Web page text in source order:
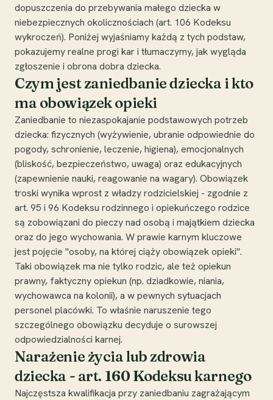
dopuszczenia do przebywania małego dziecka w
niebezpiecznych okolicznościach (art. 106 Kodeksu
wykroczeń). Poniżej wyjaśniamy każdą z tych podstaw,
pokazujemy realne progi kar i tłumaczymy, jak wygląda
zgłoszenie i obrona dobra dziecka.
Czym jest zaniedbanie dziecka i kto
ma obowiązek opieki
Zaniedbanie to niezaspokajanie podstawowych potrzeb
dziecka: fizycznych (wyżywienie, ubranie odpowiednie do
pogody, schronienie, leczenie, higiena), emocjonalnych
(bliskość, bezpieczeństwo, uwaga) oraz edukacyjnych
(zapewnienie nauki, reagowanie na wagary). Obowiązek
troski wynika wprost z władzy rodzicielskiej - zgodnie z
art. 95 i 96 Kodeksu rodzinnego i opiekuńczego rodzice
są zobowiązani do pieczy nad osobą i majątkiem dziecka
oraz do jego wychowania. W prawie karnym kluczowe
jest pojęcie "osoby, na której ciąży obowiązek opieki".
Taki obowiązek ma nie tylko rodzic, ale też opiekun
prawny, faktyczny opiekun (np. dziadkowie, niania,
wychowawca na kolonii), a w pewnych sytuacjach
personel placówki. To właśnie naruszenie tego
szczególnego obowiązku decyduje o surowszej
odpowiedzialności karnej.
Narażenie życia lub zdrowia
dziecka - art. 160 Kodeksu karnego
Najczęstsza kwalifikacja przy zaniedbaniu zagrażającym